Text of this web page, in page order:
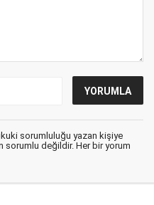
sorumluluğu yazan kişiye
sorumlu değildir. Her bir yorum